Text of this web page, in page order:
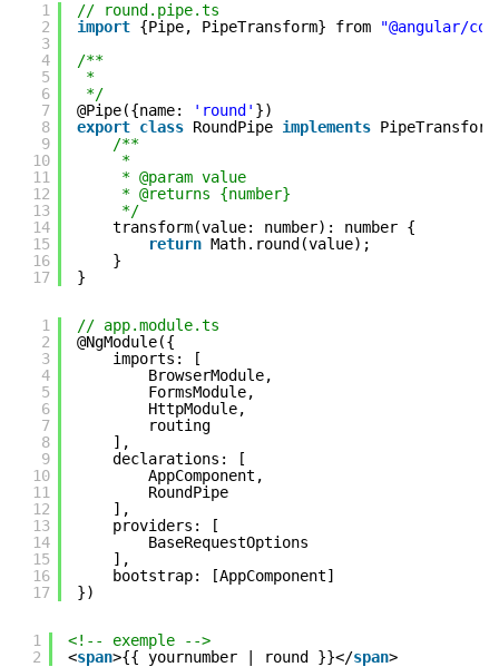
1
2
3
4
5
6
7
8
9
10
11
12
13
14
15
16
17
// round.pipe.ts
import {Pipe, PipeTransform} from
"@angular/
/**
*
*/
@Pipe({name:
'round' })
export class RoundPipe implements
/**
*
* @param value
* @returns {number}
*/
transform(value: number): number {
return Math.round(value);
}
}
1
2
3
4
5
6
7
8
9
10
11
12
13
14
15
16
17
// app.module.ts
@NgModule({
imports: [
BrowserModule,
FormsModule,
HttpModule,
routing
],
declarations: [
AppComponent,
RoundPipe
],
providers: [
BaseRequestOptions
],
bootstrap: [AppComponent]
})
1
2
<!-- exemple -->
<span>{{ yournumber | round }}</span>